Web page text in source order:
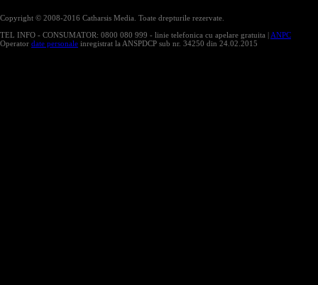
Copyright © 2008-2016 Catharsis Media. Toate drepturile rezervate.
TEL INFO - CONSUMATOR: 0800 080 999 - linie telefonica cu apelare gratuita | ANPC
Operator date personale inregistrat la ANSPDCP sub nr. 34250 din 24.02.2015